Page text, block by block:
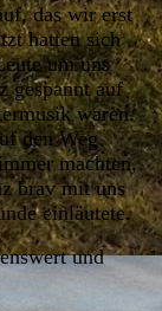
das wir erst
hatten sich
um uns
gespannt auf
waren.
den Weg
machten,
brav mit uns
einläutete.
und